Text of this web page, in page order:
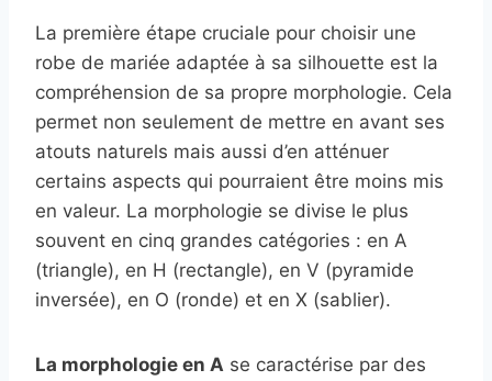
La première étape cruciale pour choisir une
robe de mariée adaptée à sa silhouette est la
compréhension de sa propre morphologie. Cela
permet non seulement de mettre en avant ses
atouts naturels mais aussi d’en atténuer
certains aspects qui pourraient être moins mis
en valeur. La morphologie se divise le plus
souvent en cinq grandes catégories : en A
(triangle), en H (rectangle), en V (pyramide
inversée), en O (ronde) et en X (sablier).
La morphologie en A se caractérise par des